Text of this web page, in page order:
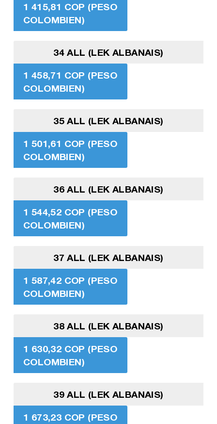
1 415,81 COP (PESO
COLOMBIEN)
34 ALL (LEK ALBANAIS)
1 458,71 COP (PESO
COLOMBIEN)
35 ALL (LEK ALBANAIS)
1 501,61 COP (PESO
COLOMBIEN)
36 ALL (LEK ALBANAIS)
1 544,52 COP (PESO
COLOMBIEN)
37 ALL (LEK ALBANAIS)
1 587,42 COP (PESO
COLOMBIEN)
38 ALL (LEK ALBANAIS)
1 630,32 COP (PESO
COLOMBIEN)
39 ALL (LEK ALBANAIS)
1 673,23 COP (PESO